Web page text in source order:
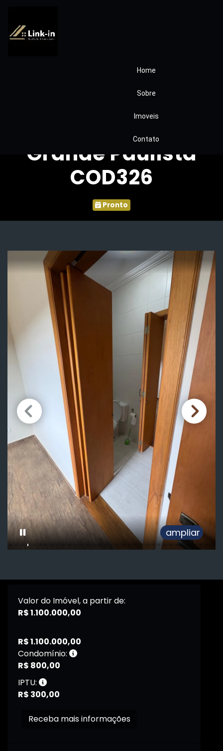
Home
Sobre
Imoveis
Contato
Casa Térrea –
Condomínio Santa
Adélia – Vargem
Grande Paulista
COD326
Pronto
ampliar
Valor do Imóvel, a partir de:
R$ 1.100.000,00
R$ 1.100.000,00
Condomínio:
R$ 800,00
IPTU:
R$ 300,00
Receba mais informações